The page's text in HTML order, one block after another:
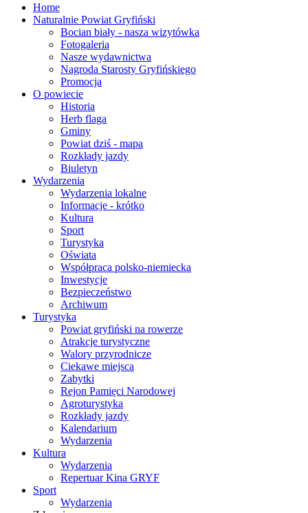
Home
Naturalnie Powiat Gryfiński
Bocian biały - nasza wizytówka
Fotogaleria
Nasze wydawnictwa
Nagroda Starosty Gryfińskiego
Promocja
O powiecie
Historia
Herb flaga
Gminy
Powiat dziś - mapa
Rozkłady jazdy
Biuletyn
Wydarzenia
Wydarzenia lokalne
Informacje - krótko
Kultura
Sport
Turystyka
Oświata
Współpraca polsko-niemiecka
Inwestycje
Bezpieczeństwo
Archiwum
Turystyka
Powiat gryfiński na rowerze
Atrakcje turystyczne
Walory przyrodnicze
Ciekawe miejsca
Zabytki
Rejon Pamięci Narodowej
Agroturystyka
Rozkłady jazdy
Kalendarium
Wydarzenia
Kultura
Wydarzenia
Repertuar Kina GRYF
Sport
Wydarzenia